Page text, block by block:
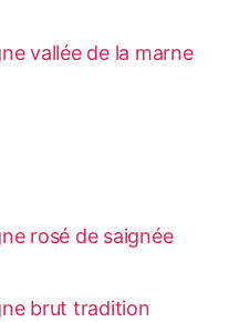
vallée de la marne
rosé de saignée
brut tradition